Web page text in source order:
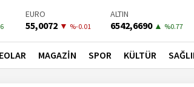
EURO
55,0072 ▼ %-0.01
ALTIN
6542,6690 ▲ %0.77
PETROL
82,8200▲ %0.05
BONO
41,5300 ▼ %-0.02
MAGAZİN SPOR KÜLTÜR